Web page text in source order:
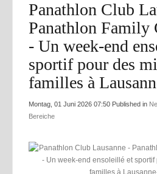
Panathlon Club
Panathlon Family
- Un week‑end
sportif pour des
familles à
Montag, 01 Juni 2026 07:50 Published in
Bereiche